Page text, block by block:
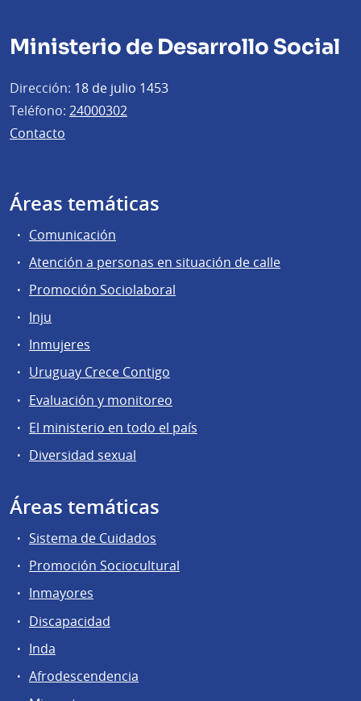
Ministerio de Desarrollo Social
Dirección: 18 de julio 1453
Teléfono: 24000302
Contacto
Áreas temáticas
Comunicación
Atención a personas en situación de calle
Promoción Sociolaboral
Inju
Inmujeres
Uruguay Crece Contigo
Evaluación y monitoreo
El ministerio en todo el país
Diversidad sexual
Áreas temáticas
Sistema de Cuidados
Promoción Sociocultural
Inmayores
Discapacidad
Inda
Afrodescendencia